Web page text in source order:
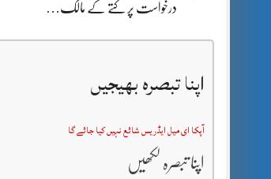
درخواست پر کتے کے مالک…
اپنا تبصرہ بھیجیں
آپکا ای میل ایڈریس شائع نہیں کیا جائے گا
اپنا تبصرہ لکھیں